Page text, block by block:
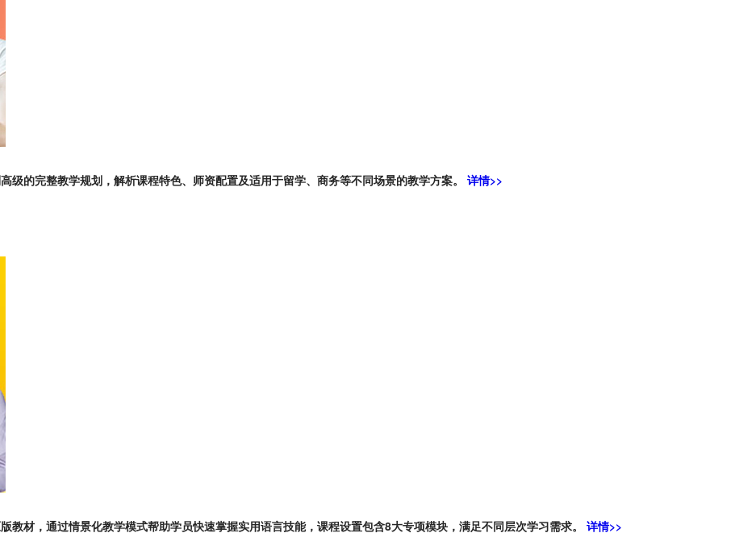
的完整教学规划，解析课程特色、师资配置及适用于留学、商务等不同场景的教学方案。 详情>>
材，通过情景化教学模式帮助学员快速掌握实用语言技能，课程设置包含8大专项模块，满足不同层次学习需求。 详情>>